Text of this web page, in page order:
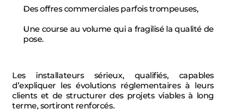
Des offres commerciales parfois trompeuses,
Une course au volume qui a fragilisé la qualité de
pose.
Les installateurs sérieux, qualifiés, capables
d’expliquer les évolutions réglementaires à leurs
clients et de structurer des projets viables à long
terme, sortiront renforcés.